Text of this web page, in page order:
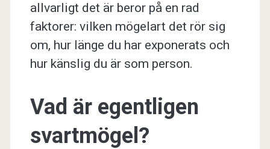
allvarligt det är beror på en rad
faktorer: vilken mögelart det rör sig
om, hur länge du har exponerats och
hur känslig du är som person.
Vad är egentligen
svartmögel?